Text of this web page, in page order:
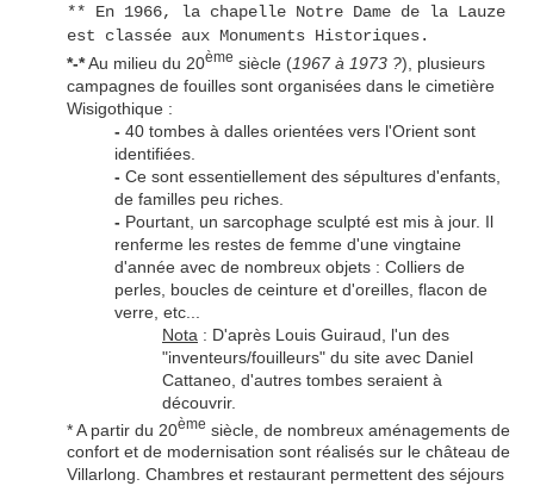
** En 1966, la chapelle Notre Dame de la Lauze
est classée aux Monuments Historiques.
*-*Au milieu du 20ème siècle (1967 à 1973 ?), plusieurs
campagnes de fouilles sont organisées dans le cimetière
Wisigothique :
- 40 tombes à dalles orientées vers l'Orient sont
identifiées.
- Ce sont essentiellement des sépultures d'enfants,
de familles peu riches.
- Pourtant, un sarcophage sculpté est mis à jour. Il
renferme les restes de femme d'une vingtaine
d'année avec de nombreux objets : Colliers de
perles, boucles de ceinture et d'oreilles, flacon de
verre, etc...
Nota : D'après Louis Guiraud, l'un des
"inventeurs/fouilleurs" du site avec Daniel
Cattaneo, d'autres tombes seraient à
découvrir.
* A partir du 20ème siècle, de nombreux aménagements de
confort et de modernisation sont réalisés sur le château de
Villarlong. Chambres et restaurant permettent des séjours